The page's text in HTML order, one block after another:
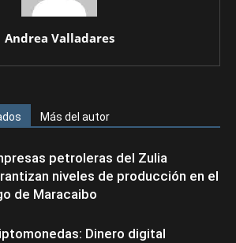
Andrea Valladares
Más del autor
petroleras del Zulia
niveles de producción en el
de Maracaibo
Dinero digital